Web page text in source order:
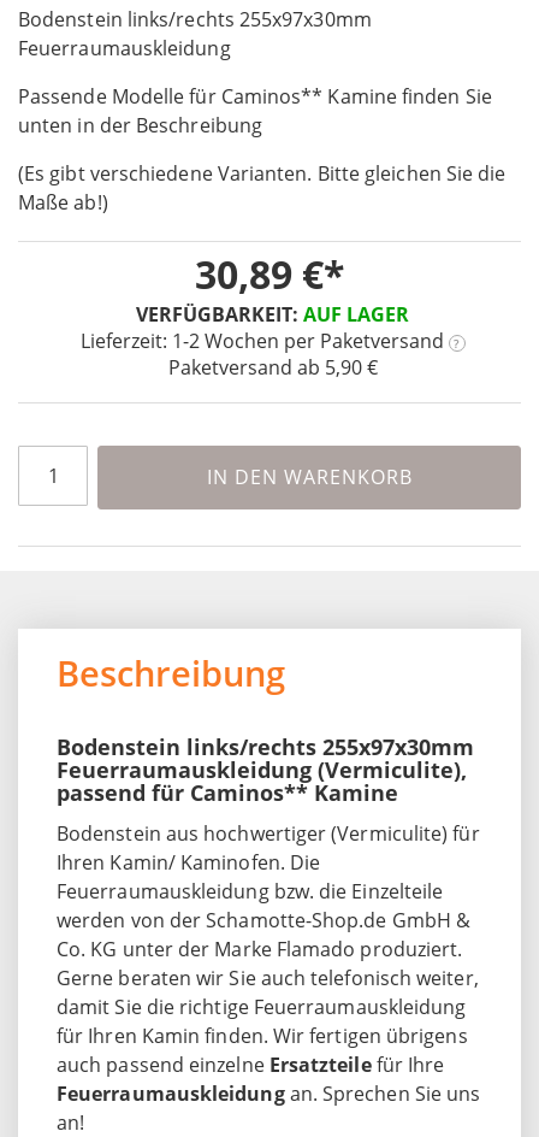
Bodenstein links/rechts 255x97x30mm
Feuerraumauskleidung
Passende Modelle für Caminos** Kamine finden Sie
unten in der Beschreibung
(Es gibt verschiedene Varianten. Bitte gleichen Sie die
Maße ab!)
VERFÜGBARKEIT: AUF LAGER
Lieferzeit: 1-2 Wochen per Paketversand ?
Paketversand ab 5,90 €
30,89 €
IN DEN WARENKORB
gallery
to
the
of
the
gallery
Beschreibung
Bodenstein links/rechts 255x97x30mm
Feuerraumauskleidung (Vermiculite),
passend für Caminos** Kamine
Bodenstein aus hochwertiger (Vermiculite) für
Ihren Kamin/ Kaminofen. Die
Feuerraumauskleidung bzw. die Einzelteile
werden von der Schamotte-Shop.de GmbH &
Co. KG unter der Marke Flamado produziert.
Gerne beraten wir Sie auch telefonisch weiter,
damit Sie die richtige Feuerraumauskleidung
für Ihren Kamin finden. Wir fertigen übrigens
auch passend einzelne Ersatzteilefür Ihre
Feuerraumauskleidungan. Sprechen Sie uns
an!